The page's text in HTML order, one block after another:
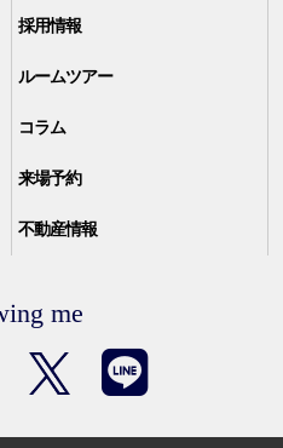
採用情報
ルームツアー
コラム
来場予約
不動産情報
me